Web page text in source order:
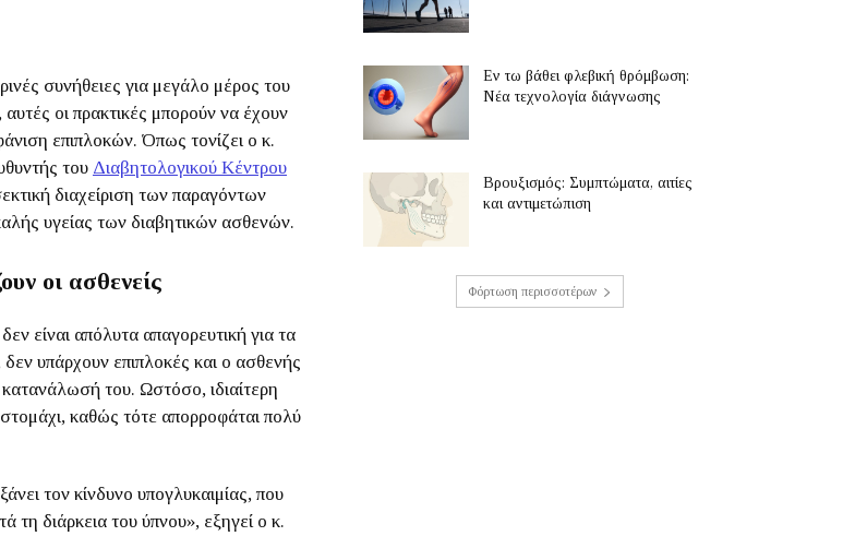
συνήθειες για μεγάλο μέρος του
οι πρακτικές μπορούν να έχουν
επιπλοκών. Όπως τονίζει ο κ.
του Διαβητολογικού Κέντρου
διαχείριση των παραγόντων
υγείας των διαβητικών ασθενών.
οι ασθενείς
είναι απόλυτα απαγορευτική για τα
υπάρχουν επιπλοκές και ο ασθενής
του. Ωστόσο, ιδιαίτερη
καθώς τότε απορροφάται πολύ
τον κίνδυνο υπογλυκαιμίας, που
διάρκεια του ύπνου», εξηγεί ο κ.
Εν τω βάθει φλεβική θρόμβωση:
Νέα τεχνολογία διάγνωσης
Βρουξισμός: Συμπτώματα, αιτίες
και αντιμετώπιση
Φόρτωση περισσοτέρων